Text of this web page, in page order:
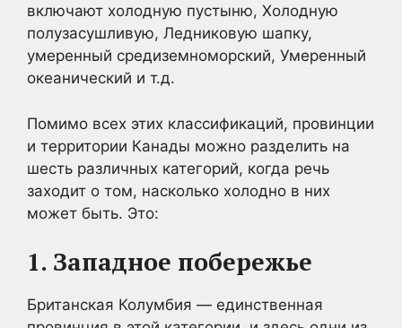
включают холодную пустыню, Холодную
полузасушливую, Ледниковую шапку,
умеренный средиземноморский, Умеренный
океанический и т.д.
Помимо всех этих классификаций, провинции
и территории Канады можно разделить на
шесть различных категорий, когда речь
заходит о том, насколько холодно в них
может быть. Это:
1. Западное побережье
Британская Колумбия — единственная